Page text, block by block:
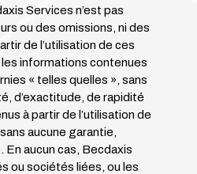
Services n’est pas
ou des omissions, ni des
de l’utilisation de ces
informations contenues
« telles quelles », sans
d’exactitude, de rapidité
à partir de l’utilisation de
aucune garantie,
aucun cas, Becdaxis
ou sociétés liées, ou les